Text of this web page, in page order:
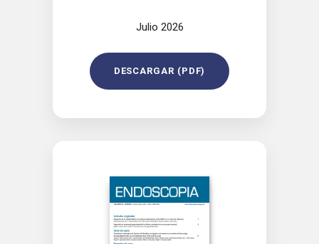
Julio 2026
DESCARGAR (PDF)